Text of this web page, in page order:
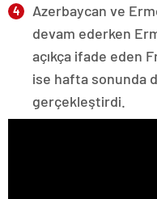
Azerbaycan ve
devam ederken
açıkça ifade eden
ise hafta sonunda
gerçekleştirdi.